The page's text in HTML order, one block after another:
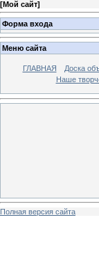
[Мой сайт]
Форма входа
Меню сайта
ГЛАВНАЯ Доска
Наше
Полная версия сайта